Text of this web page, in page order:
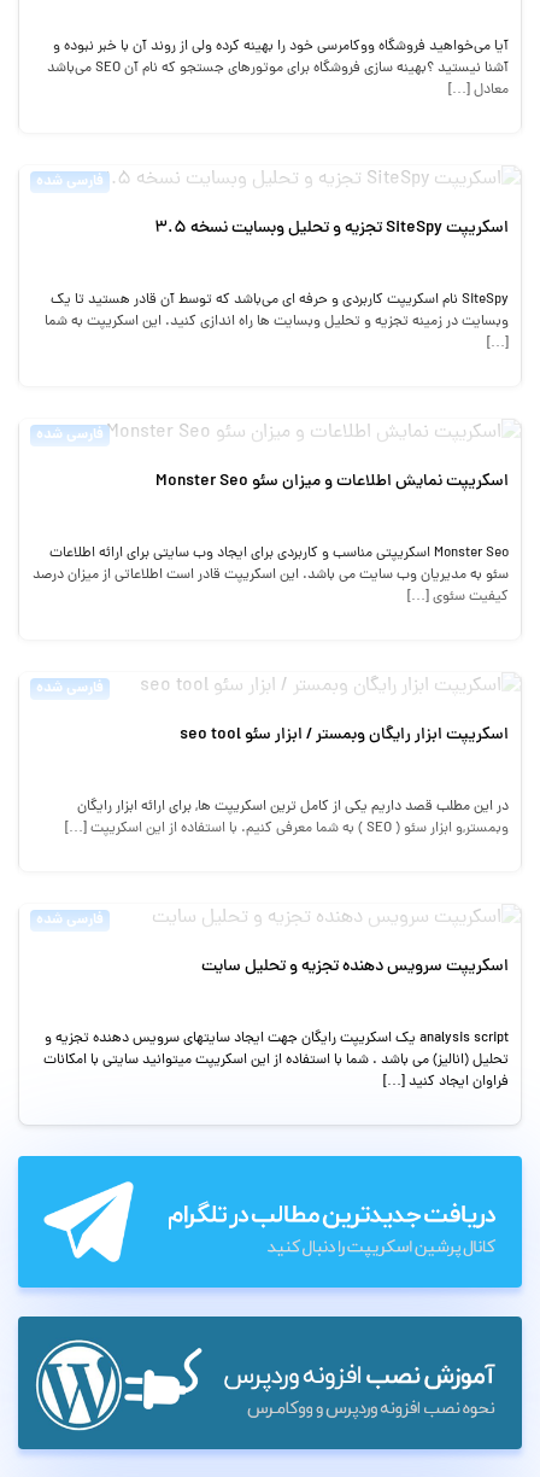
آیا می‌خواهید فروشگاه ووکامرسی خود را بهینه کرده ولی از روند آن با خبر نبوده و
آشنا نیستید ؟بهینه سازی فروشگاه برای موتورهای جستجو که نام آن SEO می‌باشد
معادل […]
فارسی شده
اسکریپت SiteSpy تجزیه و تحلیل وبسایت نسخه 3.5
SiteSpy نام اسکریپت کاربردی و حرفه ای می‌باشد که توسط آن قادر هستید تا یک
وبسایت در زمینه تجزیه و تحلیل وبسایت ها راه اندازی کنید. این اسکریپت به شما
[…]
فارسی شده
اسکریپت نمایش اطلاعات و میزان سئو Monster Seo
Monster Seo اسکریپتی مناسب و کاربردی برای ایجاد وب سایتی برای ارائه اطلاعات
سئو به مدیریان وب سایت می باشد. این اسکریپت قادر است اطلاعاتی از میزان درصد
کیفیت سئوی […]
فارسی شده
اسکریپت ابزار رایگان وبمستر / ابزار سئو seo tool
در این مطلب قصد داریم یکی از کامل ترین اسکریپت ها, برای ارائه ابزار رایگان
وبمستر,و ابزار سئو ( SEO ) به شما معرفی کنیم. با استفاده از این اسکریپت […]
فارسی شده
اسکریپت سرویس دهنده تجزیه و تحلیل سایت
analysis script یک اسکریپت رایگان جهت ایجاد سایتهای سرویس دهنده تجزیه و
تحلیل (انالیز) می باشد . شما با استفاده از این اسکریپت میتوانید سایتی با امکانات
فراوان ایجاد کنید […]